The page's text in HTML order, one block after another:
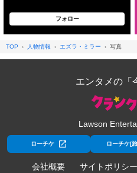
フォロー
TOP 人物情報 エズラ・ミラー 写真
エンタメの「
Lawson
ローチケ ローチケ[
会社概要 サイトポリシー